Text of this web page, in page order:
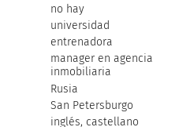
no hay
universidad
entrenadora
manager en agencia
inmobiliaria
Rusia
San Petersburgo
inglés, castellano